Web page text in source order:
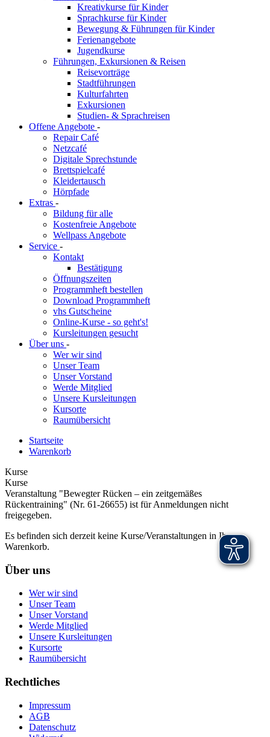
Kreativkurse für Kinder
Sprachkurse für Kinder
Bewegung & Führungen für Kinder
Ferienangebote
Jugendkurse
Führungen, Exkursionen & Reisen
Reisevorträge
Stadtführungen
Kulturfahrten
Exkursionen
Studien- & Sprachreisen
Offene Angebote -
Repair Café
Netzcafé
Digitale Sprechstunde
Brettspielcafé
Kleidertausch
Hörpfade
Extras -
Bildung für alle
Kostenfreie Angebote
Wellpass Angebote
Service -
Kontakt
Bestätigung
Öffnungszeiten
Programmheft bestellen
Download Programmheft
vhs Gutscheine
Online-Kurse - so geht's!
Kursleitungen gesucht
Über uns -
Wer wir sind
Unser Team
Unser Vorstand
Werde Mitglied
Unsere Kursleitungen
Kursorte
Raumübersicht
Startseite
Warenkorb
Kurse
Kurse
Veranstaltung "Bewegter Rücken – ein zeitgemäßes
Rückentraining" (Nr. 61-26655) ist für Anmeldungen nicht
freigegeben.
Es befinden sich derzeit keine Kurse/Veranstaltungen in Ihrem
Warenkorb.
Über uns
Wer wir sind
Unser Team
Unser Vorstand
Werde Mitglied
Unsere Kursleitungen
Kursorte
Raumübersicht
Rechtliches
Impressum
AGB
Datenschutz